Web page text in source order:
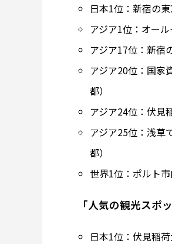
日本1位：新宿の
アジア1位：オー
アジア17位：新宿
アジア20位：国家
都）
アジア24位：伏見
アジア25位：浅草
都）
世界1位：ポルト
「人気の観光スポ
日本1位：伏見稲荷